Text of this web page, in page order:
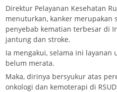
Direktur Pelayanan Kesehatan
menuturkan, kanker merupakan
penyebab kematian terbesar di
jantung dan stroke.
Ia mengakui, selama ini layanan
belum merata.
Maka, dirinya bersyukur atas
onkologi dan kemoterapi di